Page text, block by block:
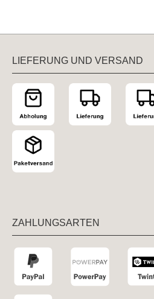
LIEFERUNG UND VERSAND
ZAHLUNGSARTEN